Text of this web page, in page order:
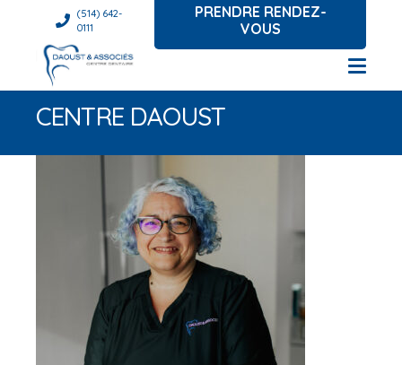
(514) 642-
0111
PRENDRE RENDEZ-
VOUS
CENTRE DAOUST